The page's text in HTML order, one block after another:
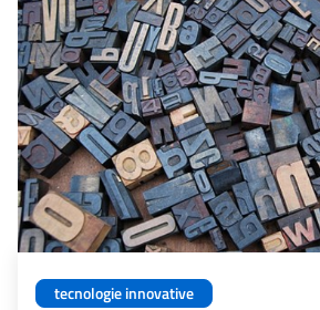
tecnologie innovative